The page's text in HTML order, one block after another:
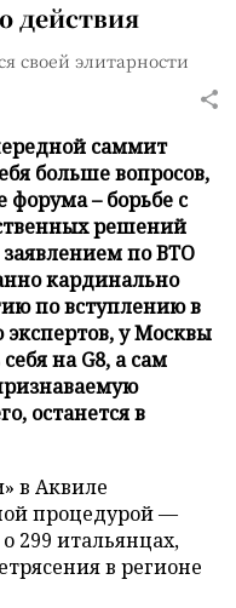
действия
своей элитарности
саммит
больше вопросов,
форума – борьбе с
решений
по ВТО
кардинально
по вступлению в
у Москвы
на G8, а сам
останется в
в Аквиле
процедурой —
299 итальянцах,
в регионе